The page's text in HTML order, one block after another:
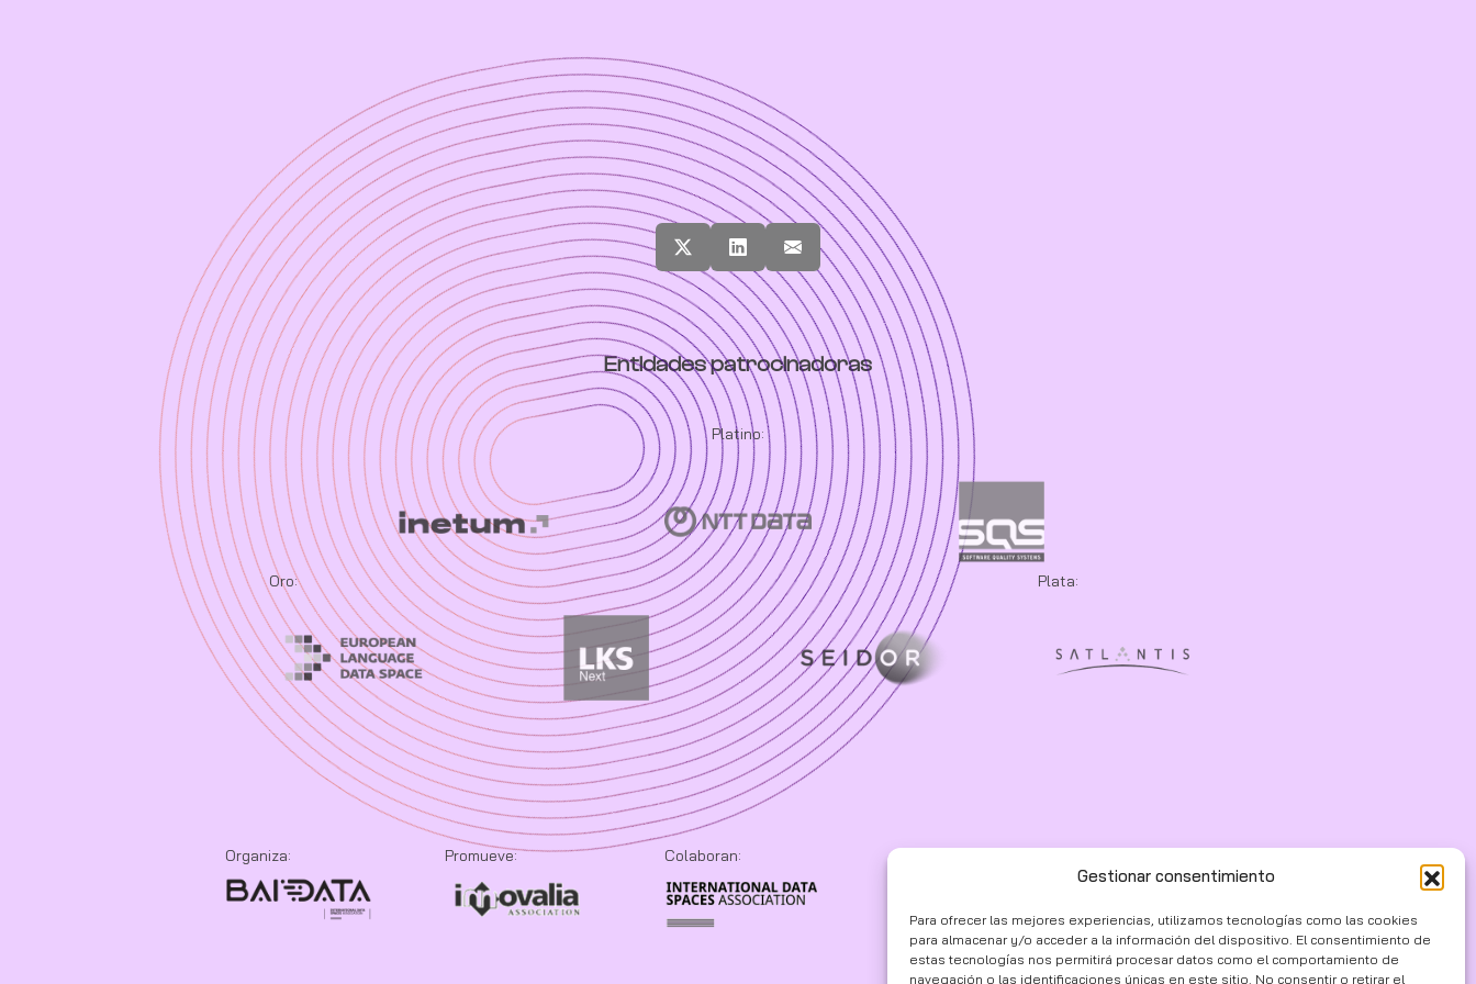
Gestionar consentimiento
Para ofrecer las mejores experiencias, utilizamos tecnologías como las cookies
para almacenar y/o acceder a la información del dispositivo. El consentimiento de
estas tecnologías nos permitirá procesar datos como el comportamiento de
navegación o las identificaciones únicas en este sitio. No consentir o retirar el
Entidades patrocinadoras
Platino:
Oro: Plata:
Organiza: Promueve: Colaboran: